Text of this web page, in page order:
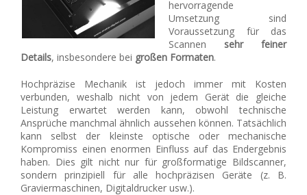
hervorragende
Umsetzung sind
Voraussetzung für das
Scannen sehr feiner
Details, insbesondere bei großen Formaten.
Hochpräzise Mechanik ist jedoch immer mit Kosten
verbunden, weshalb nicht von jedem Gerät die gleiche
Leistung erwartet werden kann, obwohl technische
Ansprüche manchmal ähnlich aussehen können. Tatsächlich
kann selbst der kleinste optische oder mechanische
Kompromiss einen enormen Einfluss auf das Endergebnis
haben. Dies gilt nicht nur für großformatige Bildscanner,
sondern prinzipiell für alle hochpräzisen Geräte (z. B.
Graviermaschinen, Digitaldrucker usw.).